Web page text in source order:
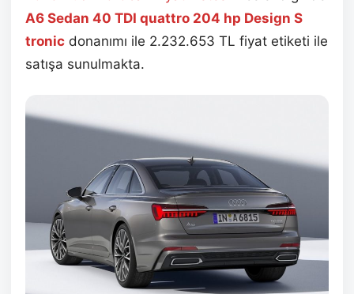
A6 Sedan 40 TDI quattro 204 hp Design S
tronic donanımı ile 2.232.653 TL fiyat etiketi ile
satışa sunulmakta.